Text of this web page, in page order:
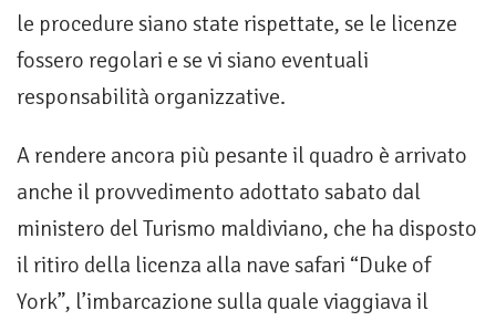
le procedure siano state rispettate, se le licenze
fossero regolari e se vi siano eventuali
responsabilità organizzative.
A rendere ancora più pesante il quadro è arrivato
anche il provvedimento adottato sabato dal
ministero del Turismo maldiviano, che ha disposto
il ritiro della licenza alla nave safari “Duke of
York”, l’imbarcazione sulla quale viaggiava il